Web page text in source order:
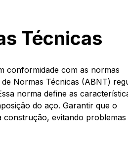
Técnicas
conformidade com as normas
Normas Técnicas (ABNT)
norma define as
do aço. Garantir que o
construção, evitando problemas